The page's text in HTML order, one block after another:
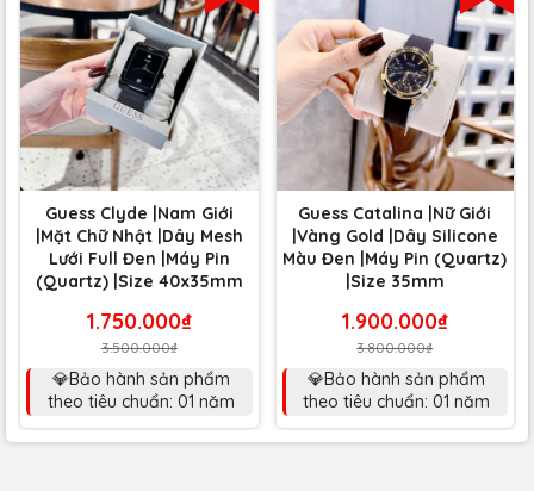
Guess Clyde |Nam Giới
|Mặt Chữ Nhật |Dây Mesh
Lưới Full Đen |Máy Pin
(Quartz) |Size 40x35mm
1.750.000₫
3.500.000₫
💎Bảo hành sản phẩm
theo tiêu chuẩn: 01 năm
Guess Catalina |Nữ Giới
|Vàng Gold |Dây Silicone
Màu Đen |Máy Pin (Quartz)
|Size 35mm
1.900.000₫
3.800.000₫
💎Bảo hành sản phẩm
theo tiêu chuẩn: 01 năm